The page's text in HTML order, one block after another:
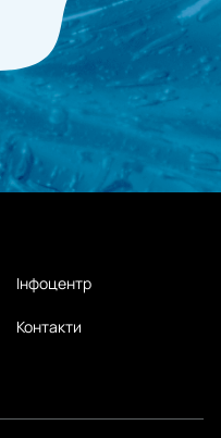
Інфоцентр
Контакти